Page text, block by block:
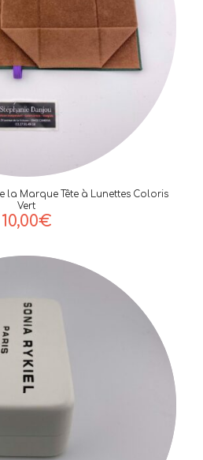
la Marque Tête à Lunettes Coloris
Vert
10,00€